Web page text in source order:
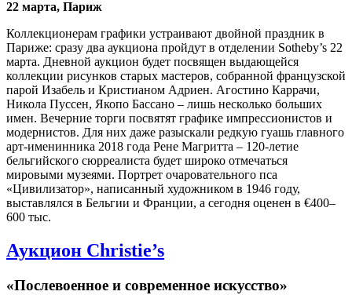
22 марта, Париж
Коллекционерам графики устраивают двойной праздник в
Париже: сразу два аукциона пройдут в отделении Sotheby’s 22
марта. Дневной аукцион будет посвящен выдающейся
коллекции рисунков старых мастеров, собранной французской
парой Изабель и Кристианом Адриен. Агостино Каррачи,
Никола Пуссен, Якопо Бассано – лишь несколько больших
имен. Вечерние торги посвятят графике импрессионистов и
модернистов. Для них даже разыскали редкую гуашь главного
арт-именинника 2018 года Рене Магритта – 120-летие
бельгийского сюрреалиста будет широко отмечаться
мировыми музеями. Портрет очаровательного пса
«Цивилизатор», написанный художником в 1946 году,
выставлялся в Бельгии и Франции, а сегодня оценен в €400–
600 тыс.
Аукцион Christie’s
«Послевоенное и современное искусство»